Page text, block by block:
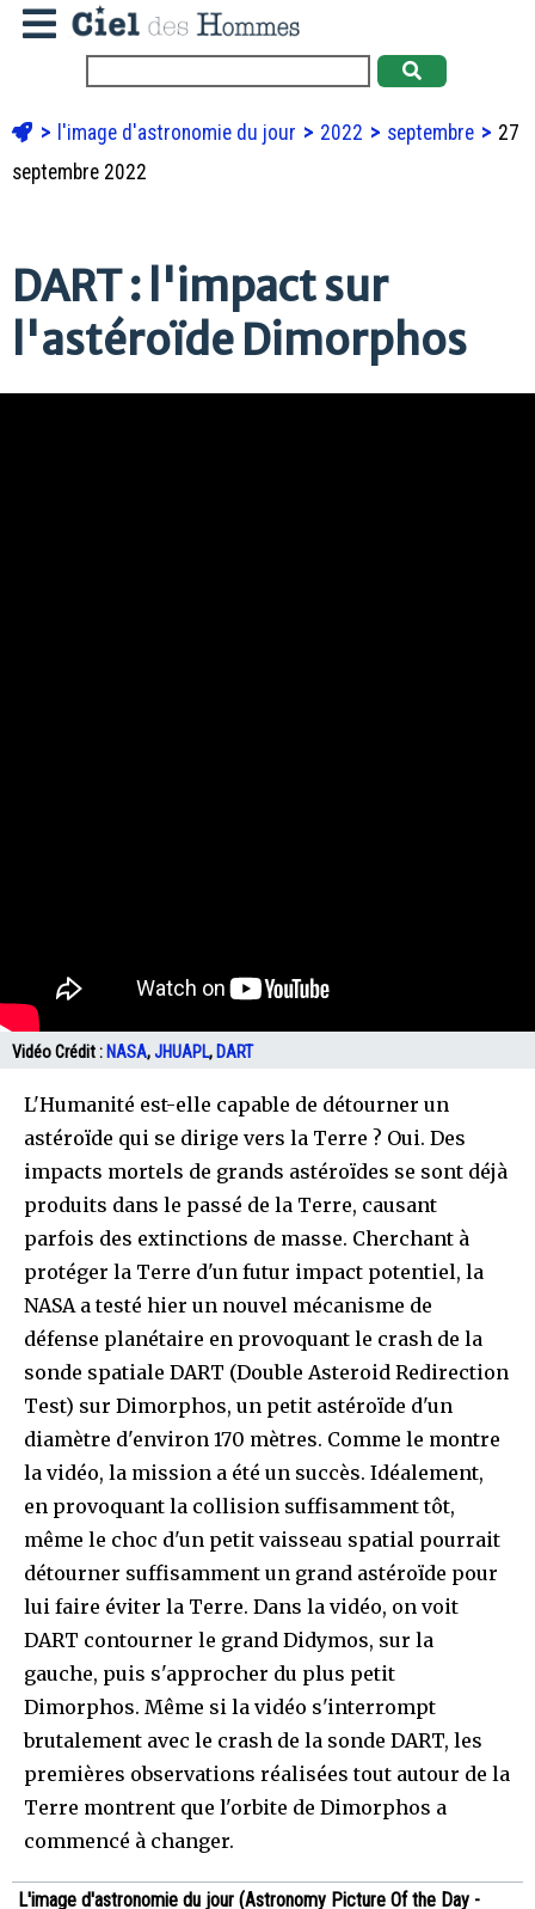
l'image d'astronomie du jour 2022 septembre
27
septembre 2022
DART : l'impact sur
l'astéroïde Dimorphos
Vidéo Crédit : NASA,JHUAPL, DART
L'Humanité est-elle capable de détourner un
astéroïde qui se dirige vers la Terre ? Oui. Des
impacts mortels de grands astéroïdes se sont déjà
produits dans le passé de la Terre, causant
parfois des extinctions de masse. Cherchant à
protéger la Terre d'un futur impact potentiel, la
NASA a testé hier un nouvel mécanisme de
défense planétaire en provoquant le crash de la
sonde spatiale DART (Double Asteroid Redirection
Test) sur Dimorphos, un petit astéroïde d'un
diamètre d'environ 170 mètres. Comme le montre
la vidéo, la mission a été un succès. Idéalement,
en provoquant la collision suffisamment tôt,
même le choc d'un petit vaisseau spatial pourrait
détourner suffisamment un grand astéroïde pour
lui faire éviter la Terre. Dans la vidéo, on voit
DART contourner le grand Didymos, sur la
gauche, puis s'approcher du plus petit
Dimorphos. Même si la vidéo s'interrompt
brutalement avec le crash de la sonde DART, les
premières observations réalisées tout autour de la
Terre montrent que l'orbite de Dimorphos a
commencé à changer.
L'image d'astronomie du jour (Astronomy Picture Of the Day -